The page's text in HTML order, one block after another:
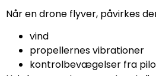
Når en drone flyver, påvirkes
vind
propellernes vibrationer
kontrolbevægelser fra